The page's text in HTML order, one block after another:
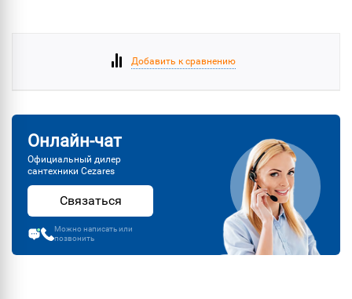
Добавить к сравнению
Онлайн-чат
Официальный дилер
сантехники Cezares
Связаться
Можно написать или
позвонить